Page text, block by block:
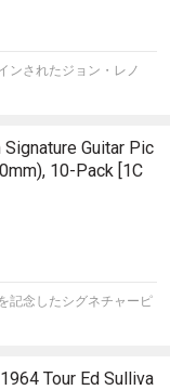
ンされたジョン・レノ
Guitar Pic
10-Pack [1C
記念したシグネチャーピ
Tour Ed Sulliva